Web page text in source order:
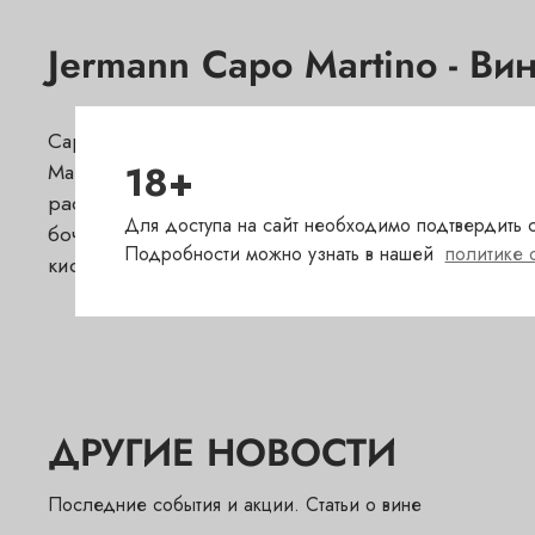
Jermann Capo Martino -
Capo Martino 2016 звездного фриуланского
Martino - традиционный бленд местных белых
расположенном в самом центре Коллио, -
бочках и закупоривается винтовой пробкой.
кислотностью. С нетерпением ждем Capo Martino
ДРУГИЕ НОВОСТИ
Последние события и акции. Статьи о вине
18+
Для доступа на сайт необходимо
Подробности можно узнать в нашей политике